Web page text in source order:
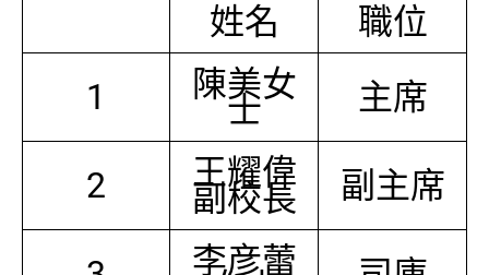
姓名
職位
1
陳美女
士 主席
2 王耀偉
副校長 副主席
李彦蕾